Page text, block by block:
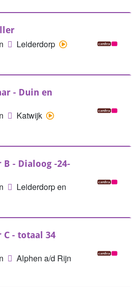
Leiderdorp
- Duin en
Katwijk
B - Dialoog -24-
Leiderdorp en
C - totaal 34
Alphen a/d Rijn